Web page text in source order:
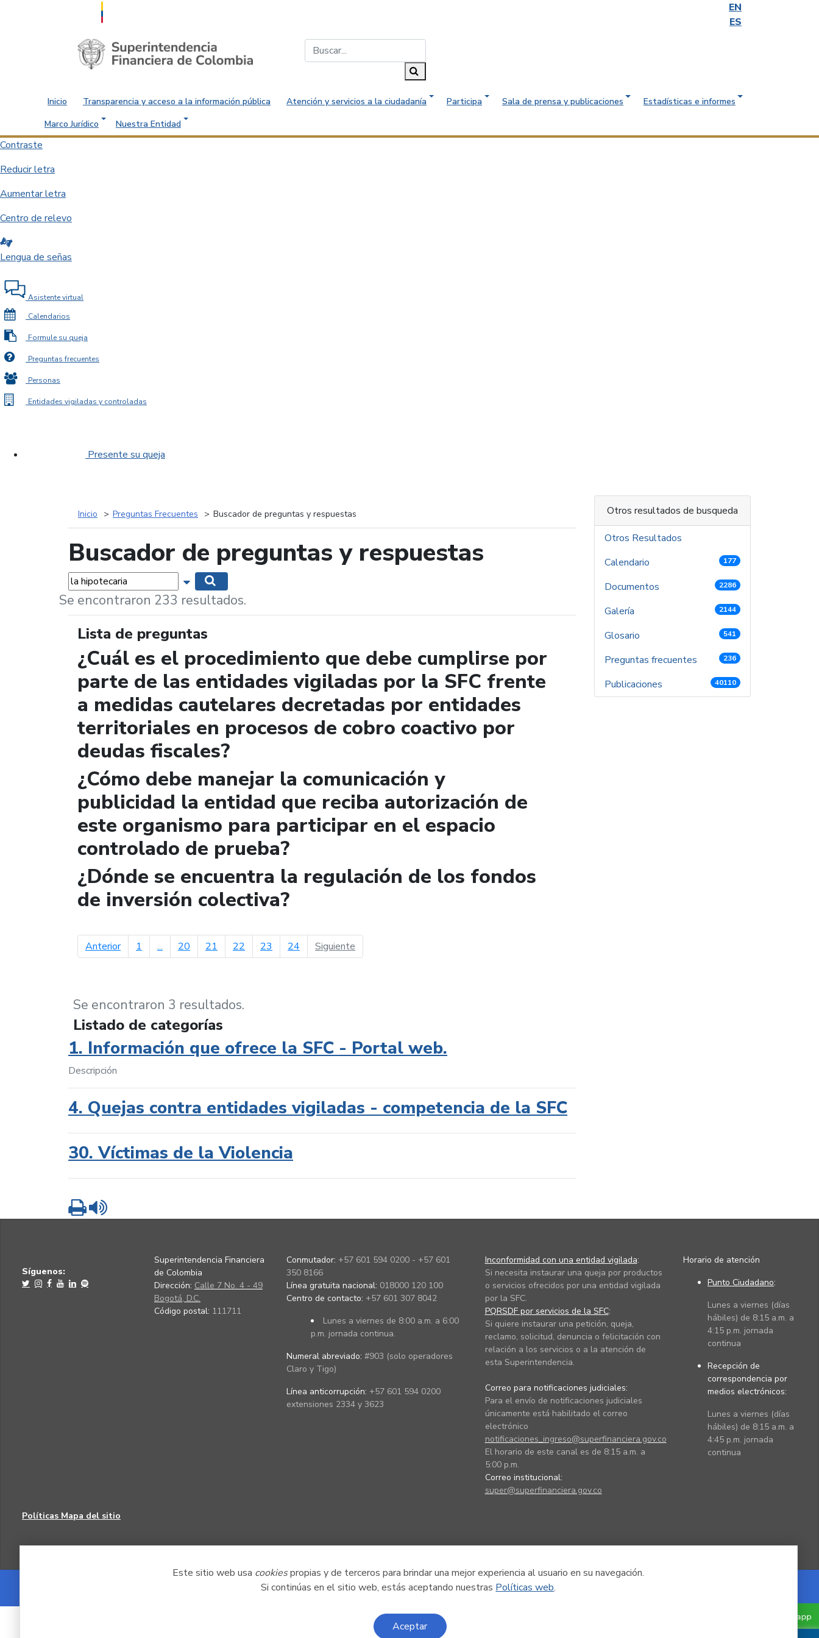
EN
ES
Saltar al contenido principal
Inicio Transparencia y acceso a la información pública Atención y servicios a la ciudadanía Participa Sala de prensa y publicaciones
Estadísticas e informes
Marco Jurídico
Nuestra Entidad
Contraste
Reducir letra
Aumentar letra
Centro de relevo
Lengua de señas
Asistente virtual
Calendarios
Formule su queja
Preguntas frecuentes
Personas
Entidades vigiladas y controladas
Presente su queja
Este sitio web usa cookiespropias y de terceros para brindar una mejor experiencia al usuario en su navegación.
Si continúas en el sitio web, estás aceptando nuestras Políticas web.
Aceptar
Inicio Preguntas Frecuentes Buscador de preguntas y respuestas
Buscador de preguntas y respuestas
Palabras... Mostrar opciones de búsqueda
Se encontraron 233 resultados.
Lista de preguntas
¿Cuál es el procedimiento que debe cumplirse por
parte de las entidades vigiladas por la SFC frente
a medidas cautelares decretadas por entidades
territoriales en procesos de cobro coactivo por
deudas fiscales?
¿Cómo debe manejar la comunicación y
publicidad la entidad que reciba autorización de
este organismo para participar en el espacio
controlado de prueba?
¿Dónde se encuentra la regulación de los fondos
de inversión colectiva?
Anteriorpágina anterior
1 ... 20 21 22 23 24 Siguientepágina siguiente
Se encontraron 3 resultados.
Listado de categorías
1. Información que ofrece la SFC - Portal web.
Descripción
4. Quejas contra entidades vigiladas - competencia de la SFC
30. Víctimas de la Violencia
Imprimir
Otros resultados de busqueda
Otros Resultados
Calendario
177
Documentos 2286
Galería 2144
Glosario 541
Preguntas frecuentes 236
Publicaciones 40110
Síguenos:
Superintendencia Financiera
de Colombia
Dirección: Calle 7 No. 4 - 49
Bogotá, D.C.
Código postal: 111711
Conmutador: +57 601 594 0200 - +57 601
350 8166
Línea gratuita nacional: 018000 120 100
Centro de contacto: +57 601 307 8042
Lunes a viernes de 8:00 a.m. a 6:00
p.m. jornada continua.
Numeral abreviado: #903 (solo operadores
Claro y Tigo)
Línea anticorrupción: +57 601 594 0200
extensiones 2334 y 3623
Inconformidad con una entidad vigilada:
Si necesita instaurar una queja por productos
o servicios ofrecidos por una entidad vigilada
por la SFC.
PQRSDF por servicios de la SFC:
Si quiere instaurar una petición, queja,
reclamo, solicitud, denuncia o felicitación con
relación a los servicios o a la atención de
esta Superintendencia.
Correo para notificaciones judiciales:
Para el envío de notificaciones judiciales
únicamente está habilitado el correo
electrónico
notificaciones_ingreso@superfinanciera.gov.co
El horario de este canal es de 8:15 a.m. a
5:00 p.m.
Correo institucional:
super@superfinanciera.gov.co
Horario de atención
Punto Ciudadano:
Lunes a viernes (días
hábiles) de 8:15 a.m. a
4:15 p.m. jornada
continua
Recepción de
correspondencia por
medios electrónicos:
Lunes a viernes (días
hábiles) de 8:15 a.m. a
4:45 p.m. jornada
continua
Políticas Mapa del sitio
Powered by Nexura